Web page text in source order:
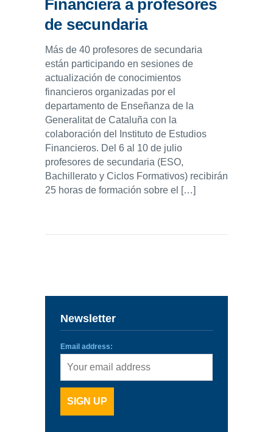
Financiera a profesores
de secundaria
Más de 40 profesores de secundaria
están participando en sesiones de
actualización de conocimientos
financieros organizadas por el
departamento de Enseñanza de la
Generalitat de Cataluña con la
colaboración del Instituto de Estudios
Financieros. Del 6 al 10 de julio
profesores de secundaria (ESO,
Bachillerato y Ciclos Formativos) recibirán
25 horas de formación sobre el […]
Newsletter
Email address: